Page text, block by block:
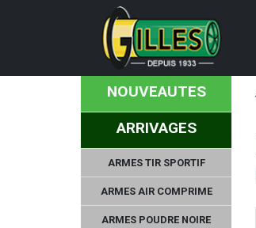
NOUVEAUTES
ARRIVAGES
ARMES TIR SPORTIF
ARMES AIR COMPRIME
ARMES POUDRE NOIRE